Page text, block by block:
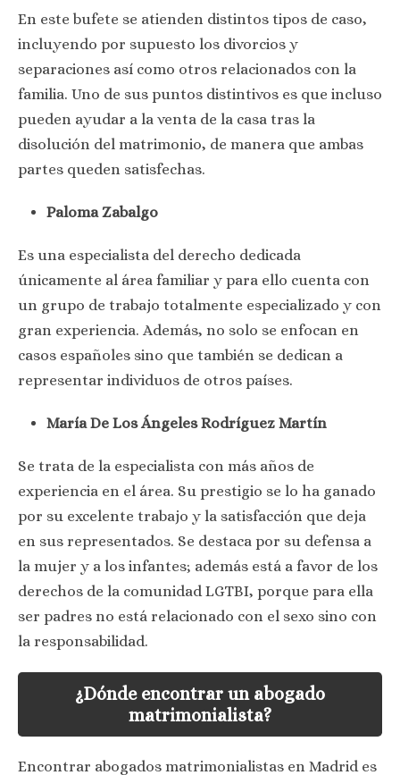
En este bufete se atienden distintos tipos de caso,
incluyendo por supuesto los divorcios y
separaciones así como otros relacionados con la
familia. Uno de sus puntos distintivos es que incluso
pueden ayudar a la venta de la casa tras la
disolución del matrimonio, de manera que ambas
partes queden satisfechas.
Paloma Zabalgo
Es una especialista del derecho dedicada
únicamente al área familiar y para ello cuenta con
un grupo de trabajo totalmente especializado y con
gran experiencia. Además, no solo se enfocan en
casos españoles sino que también se dedican a
representar individuos de otros países.
María De Los Ángeles Rodríguez Martín
Se trata de la especialista con más años de
experiencia en el área. Su prestigio se lo ha ganado
por su excelente trabajo y la satisfacción que deja
en sus representados. Se destaca por su defensa a
la mujer y a los infantes; además está a favor de los
derechos de la comunidad LGTBI, porque para ella
ser padres no está relacionado con el sexo sino con
la responsabilidad.
¿Dónde encontrar un abogado
matrimonialista?
Encontrar abogados matrimonialistas en Madrid es